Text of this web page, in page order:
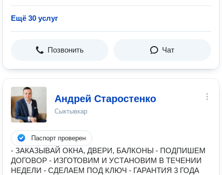
Ещё 30 услуг
Позвонить Чат
Андрей Старостенко
Сыктывкар
Паспорт проверен
- ЗАКАЗЫВАЙ ОКНА, ДВЕРИ, БАЛКОНЫ - ПОДПИШЕМ
ДОГОВОР - ИЗГОТОВИМ И УСТАНОВИМ В ТЕЧЕНИИ
НЕДЕЛИ - СДЕЛАЕМ ПОД КЛЮЧ - ГАРАНТИЯ 3 ГОДА